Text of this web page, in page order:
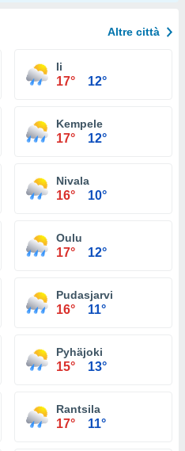
Altre città
Ii
17° 12°
Kempele
17° 12°
Nivala
16° 10°
Oulu
17° 12°
Pudasjarvi
16° 11°
Pyhäjoki
15° 13°
Rantsila
17° 11°